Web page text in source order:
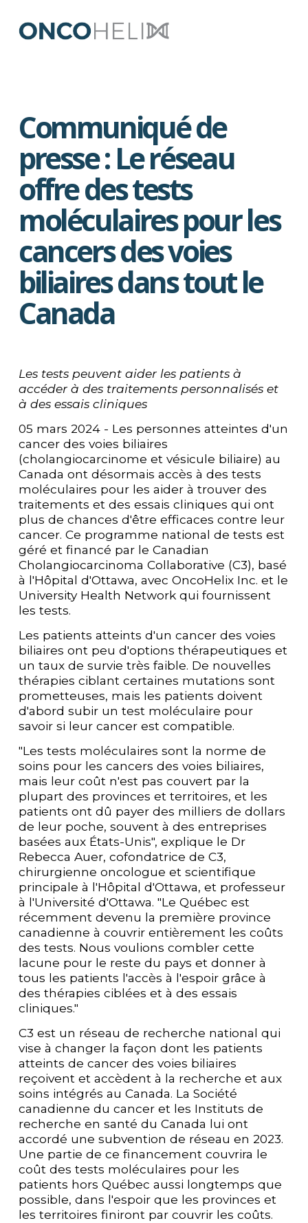
Communiqué de
presse : Le réseau
offre des tests
moléculaires pour les
cancers des voies
biliaires dans tout le
Canada
Les tests peuvent aider les patients à
accéder à des traitements personnalisés et
à des essais cliniques
05 mars 2024 - Les personnes atteintes d'un
cancer des voies biliaires
(cholangiocarcinome et vésicule biliaire) au
Canada ont désormais accès à des tests
moléculaires pour les aider à trouver des
traitements et des essais cliniques qui ont
plus de chances d'être efficaces contre leur
cancer. Ce programme national de tests est
géré et financé par le Canadian
Cholangiocarcinoma Collaborative (C3), basé
à l'Hôpital d'Ottawa, avec OncoHelix Inc. et le
University Health Network qui fournissent
les tests.
Les patients atteints d'un cancer des voies
biliaires ont peu d'options thérapeutiques et
un taux de survie très faible. De nouvelles
thérapies ciblant certaines mutations sont
prometteuses, mais les patients doivent
d'abord subir un test moléculaire pour
savoir si leur cancer est compatible.
"Les tests moléculaires sont la norme de
soins pour les cancers des voies biliaires,
mais leur coût n'est pas couvert par la
plupart des provinces et territoires, et les
patients ont dû payer des milliers de dollars
de leur poche, souvent à des entreprises
basées aux États-Unis", explique le Dr
Rebecca Auer, cofondatrice de C3,
chirurgienne oncologue et scientifique
principale à l'Hôpital d'Ottawa, et professeur
à l'Université d'Ottawa. "Le Québec est
récemment devenu la première province
canadienne à couvrir entièrement les coûts
des tests. Nous voulions combler cette
lacune pour le reste du pays et donner à
tous les patients l'accès à l'espoir grâce à
des thérapies ciblées et à des essais
cliniques."
C3 est un réseau de recherche national qui
vise à changer la façon dont les patients
atteints de cancer des voies biliaires
reçoivent et accèdent à la recherche et aux
soins intégrés au Canada. La Société
canadienne du cancer et les Instituts de
recherche en santé du Canada lui ont
accordé une subvention de réseau en 2023.
Une partie de ce financement couvrira le
coût des tests moléculaires pour les
patients hors Québec aussi longtemps que
possible, dans l'espoir que les provinces et
les territoires finiront par couvrir les coûts.